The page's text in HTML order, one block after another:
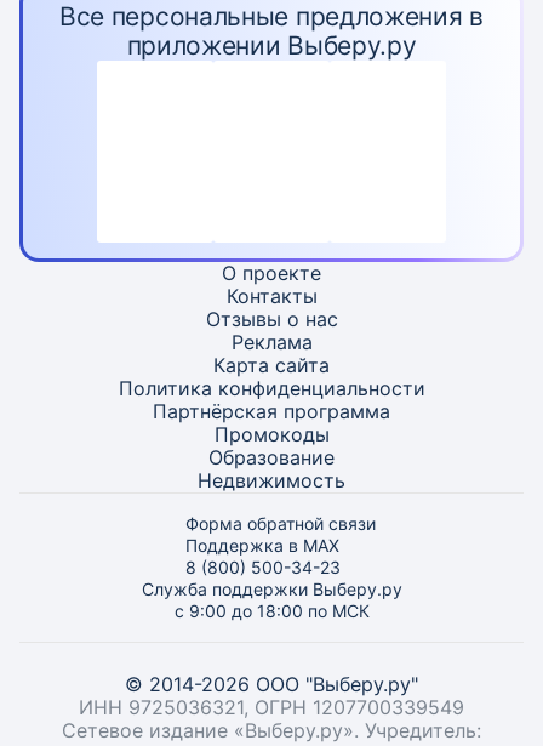
Все персональные предложения в
приложении Выберу.ру
О проекте
Контакты
Отзывы о нас
Реклама
Карта сайта
Политика конфиденциальности
Партнёрская программа
Промокоды
Образование
Недвижимость
Форма обратной связи
Поддержка в MAX
8 (800) 500-34-23
Служба поддержки Выберу.ру
с 9:00 до 18:00 по МСК
© 2014-2026 ООО "Выберу.ру"
ИНН 9725036321, ОГРН 1207700339549
Сетевое издание «Выберу.ру». Учредитель: